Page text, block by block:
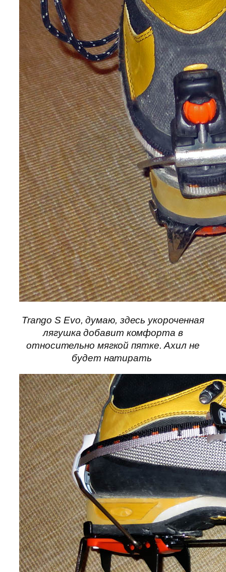
Trango S Evo, думаю, здесь укороченная
лягушка добавит комфорта в
относительно мягкой пятке. Ахил не
будет натирать